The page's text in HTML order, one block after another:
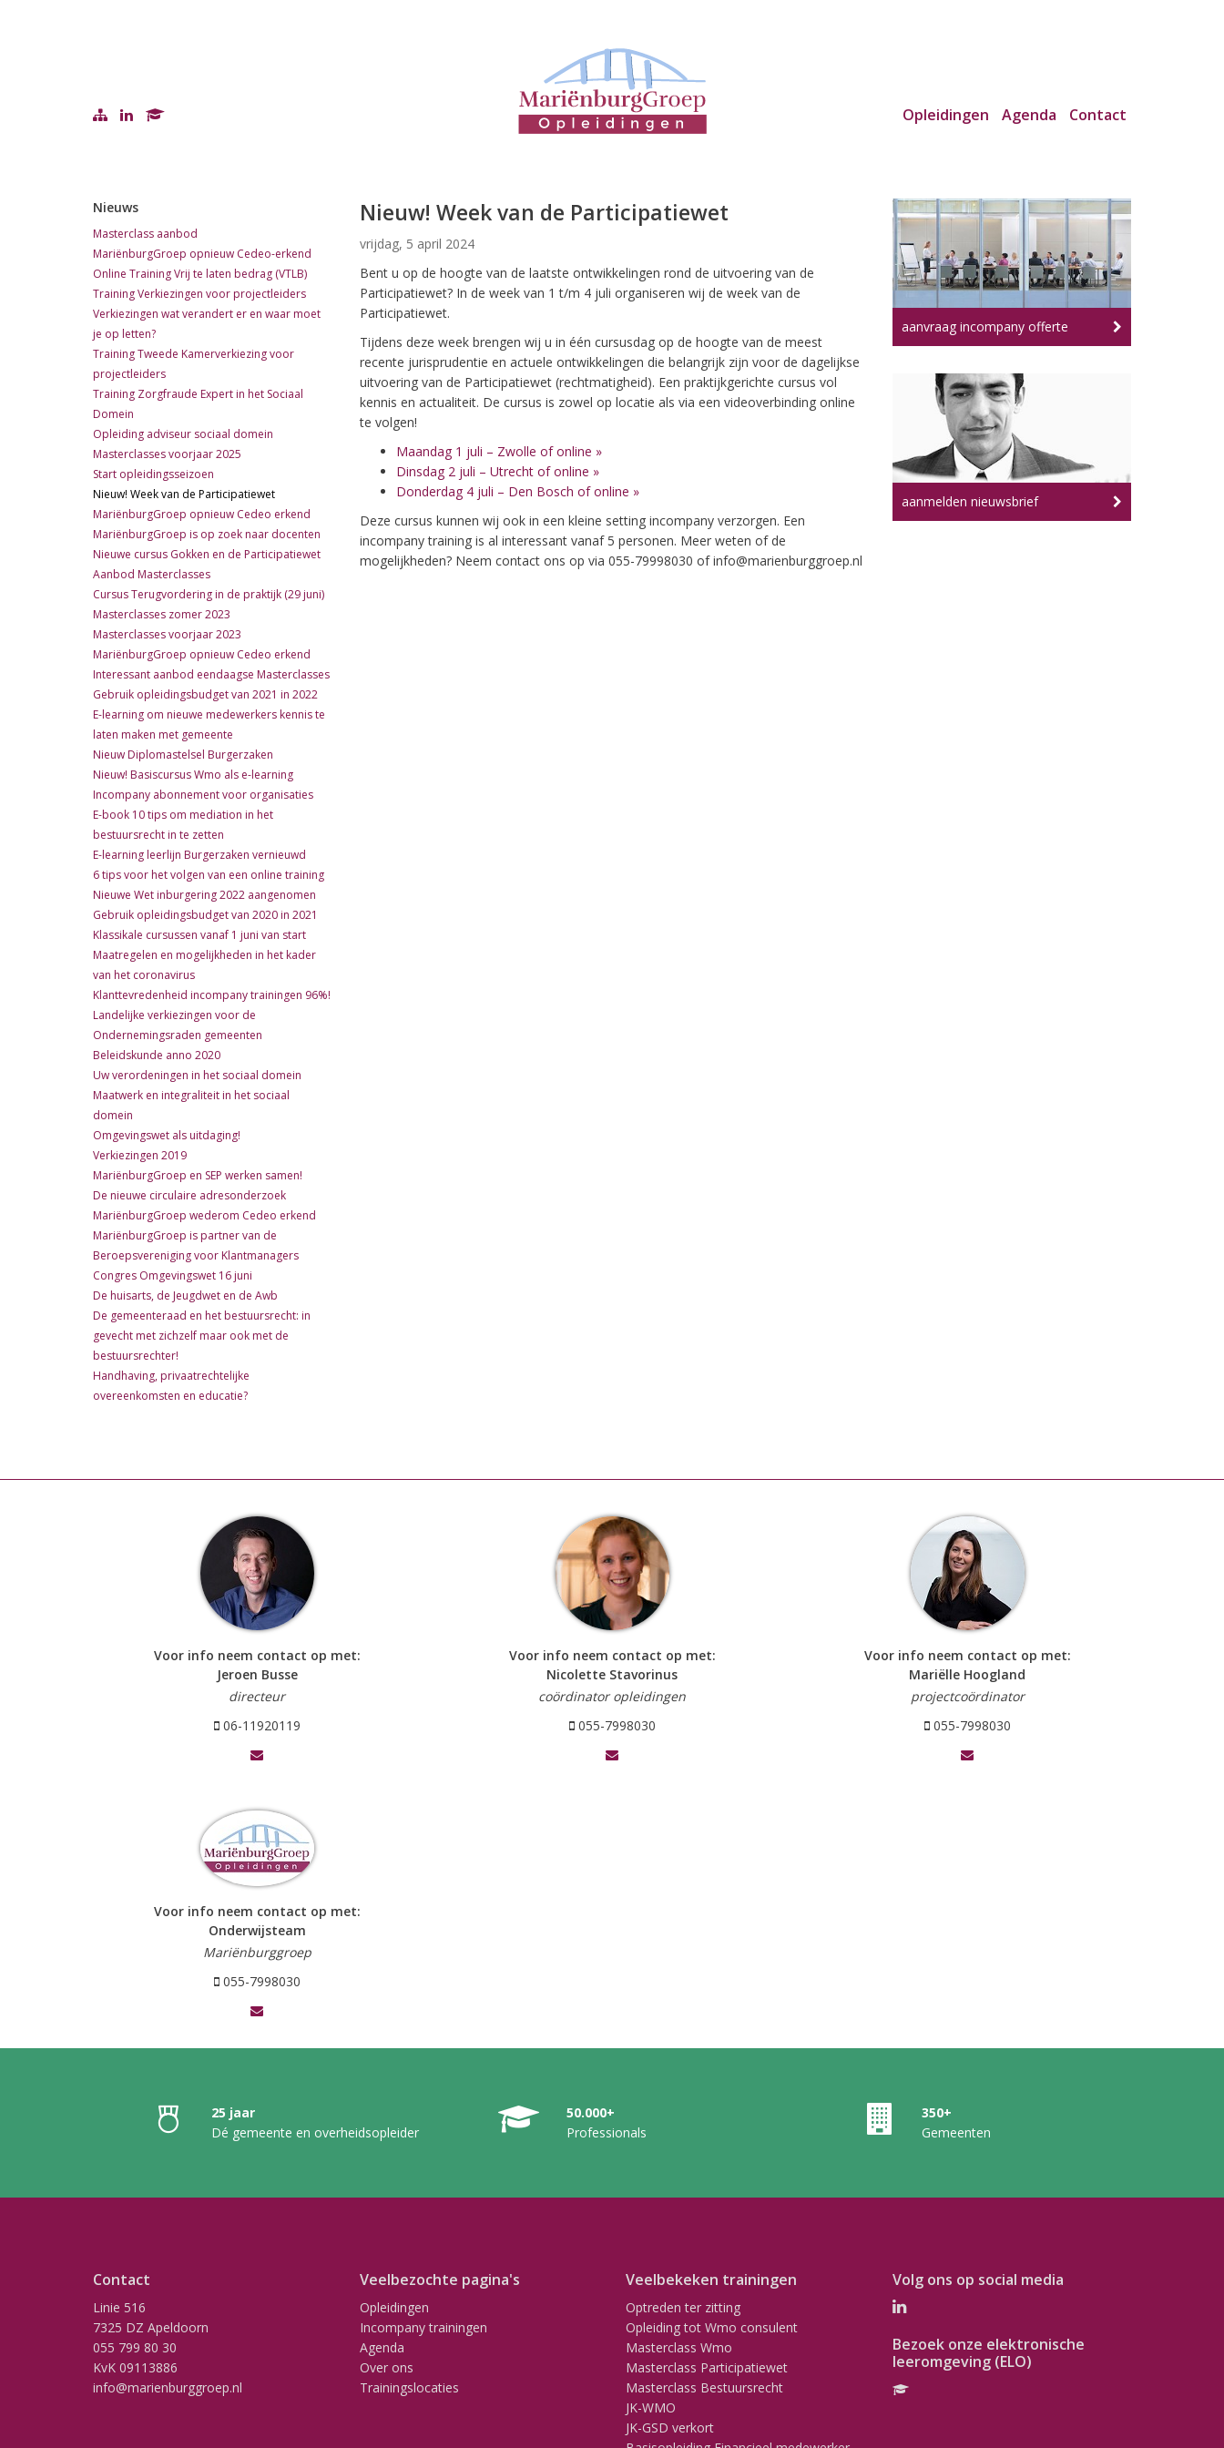
Opleidingen Agenda Contact
Nieuws
Masterclass aanbod
MariënburgGroep opnieuw Cedeo-erkend
Online Training Vrij te laten bedrag (VTLB)
Training Verkiezingen voor projectleiders
Verkiezingen wat verandert er en waar moet
je op letten?
Training Tweede Kamerverkiezing voor
projectleiders
Training Zorgfraude Expert in het Sociaal
Domein
Opleiding adviseur sociaal domein
Masterclasses voorjaar 2025
Start opleidingsseizoen
Nieuw! Week van de Participatiewet
MariënburgGroep opnieuw Cedeo erkend
MariënburgGroep is op zoek naar docenten
Nieuwe cursus Gokken en de Participatiewet
Aanbod Masterclasses
Cursus Terugvordering in de praktijk (29 juni)
Masterclasses zomer 2023
Masterclasses voorjaar 2023
MariënburgGroep opnieuw Cedeo erkend
Interessant aanbod eendaagse Masterclasses
Gebruik opleidingsbudget van 2021 in 2022
E-learning om nieuwe medewerkers kennis te
laten maken met gemeente
Nieuw Diplomastelsel Burgerzaken
Nieuw! Basiscursus Wmo als e-learning
Incompany abonnement voor organisaties
E-book 10 tips om mediation in het
bestuursrecht in te zetten
E-learning leerlijn Burgerzaken vernieuwd
6 tips voor het volgen van een online training
Nieuwe Wet inburgering 2022 aangenomen
Gebruik opleidingsbudget van 2020 in 2021
Klassikale cursussen vanaf 1 juni van start
Maatregelen en mogelijkheden in het kader
van het coronavirus
Klanttevredenheid incompany trainingen 96%!
Landelijke verkiezingen voor de
Ondernemingsraden gemeenten
Beleidskunde anno 2020
Uw verordeningen in het sociaal domein
Maatwerk en integraliteit in het sociaal
domein
Omgevingswet als uitdaging!
Verkiezingen 2019
MariënburgGroep en SEP werken samen!
De nieuwe circulaire adresonderzoek
MariënburgGroep wederom Cedeo erkend
MariënburgGroep is partner van de
Beroepsvereniging voor Klantmanagers
Congres Omgevingswet 16 juni
De huisarts, de Jeugdwet en de Awb
De gemeenteraad en het bestuursrecht: in
gevecht met zichzelf maar ook met de
bestuursrechter!
Handhaving, privaatrechtelijke
overeenkomsten en educatie?
Nieuw! Week van de Participatiewet
vrijdag, 5 april 2024
Bent u op de hoogte van de laatste ontwikkelingen rond de uitvoering van de
Participatiewet? In de week van 1 t/m 4 juli organiseren wij de week van de
Participatiewet.
Tijdens deze week brengen wij u in één cursusdag op de hoogte van de meest
recente jurisprudentie en actuele ontwikkelingen die belangrijk zijn voor de dagelijkse
uitvoering van de Participatiewet (rechtmatigheid). Een praktijkgerichte cursus vol
kennis en actualiteit. De cursus is zowel op locatie als via een videoverbinding online
te volgen!
Maandag 1 juli – Zwolle of online »
Dinsdag 2 juli – Utrecht of online »
Donderdag 4 juli – Den Bosch of online »
Deze cursus kunnen wij ook in een kleine setting incompany verzorgen. Een
incompany training is al interessant vanaf 5 personen. Meer weten of de
mogelijkheden? Neem contact ons op via 055-79998030 of info@marienburggroep.nl
aanvraag incompany offerte
aanmelden nieuwsbrief
Voor info neem contact op met:
Jeroen Busse
directeur
06-11920119
Voor info neem contact op met:
Nicolette Stavorinus
coördinator opleidingen
055-7998030
Voor info neem contact op met:
Mariëlle Hoogland
projectcoördinator
055-7998030
Voor info neem contact op met:
Onderwijsteam
Mariënburggroep
055-7998030
25 jaar
Dé gemeente en overheidsopleider
50.000+
Professionals
350+
Gemeenten
Contact
Linie 516
7325 DZ Apeldoorn
055 799 80 30
KvK 09113886
info@marienburggroep.nl
Veelbezochte pagina's
Opleidingen
Incompany trainingen
Agenda
Over ons
Trainingslocaties
Veelbekeken trainingen
Optreden ter zitting
Opleiding tot Wmo consulent
Masterclass Wmo
Masterclass Participatiewet
Masterclass Bestuursrecht
JK-WMO
JK-GSD verkort
Volg ons op social media
Bezoek onze elektronische
leeromgeving (ELO)